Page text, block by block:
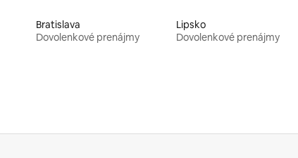
Bratislava
Dovolenkové prenájmy
Lipsko
Dovolenkové prenájmy